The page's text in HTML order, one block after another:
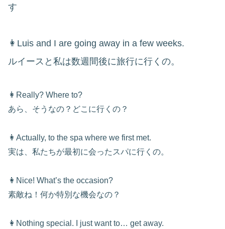
す
👩Luis and I are going away in a few weeks.
ルイ ースと私は数週間後に旅行に行くの。
👩Really? Where to?
あら、そうなの？どこに行くの？
👩Actually, to the spa where we first met.
実は、私たちが最初に会ったスパに行くの。
👩Nice! What’s the occasion?
素敵ね！何か特別な機会なの？
👩Nothing special. I just want to… get away.